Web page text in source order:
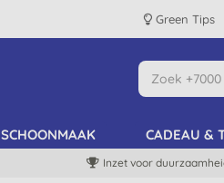
Green Tips
SCHOONMAAK CADEAU &
Inzet voor